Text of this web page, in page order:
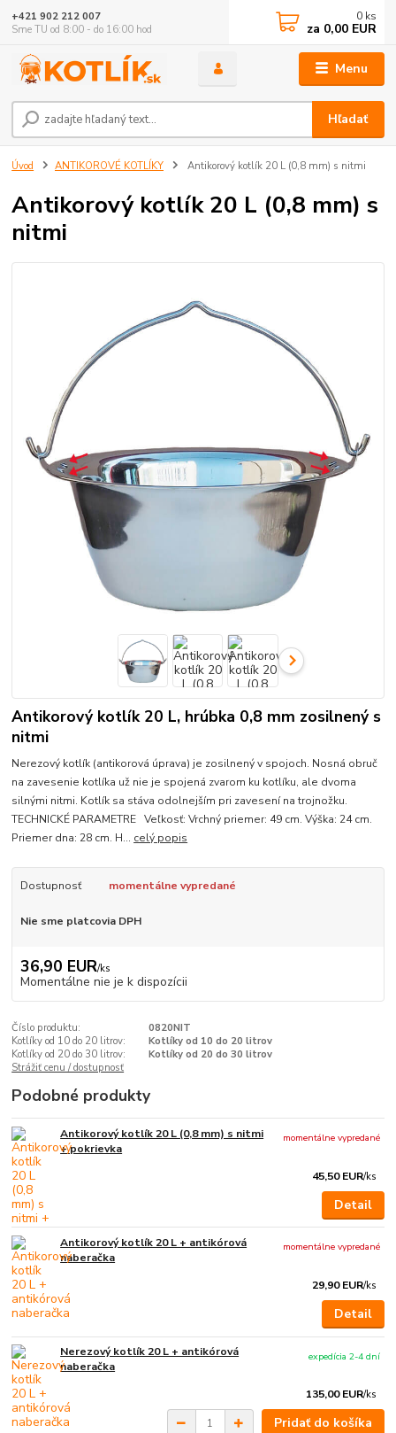
Menu
Hľadať
+421 902 212 007
Sme TU od 8:00 - do 16:00 hod
0 ks
za 0,00 EUR
Úvod ANTIKOROVÉ KOTLÍKY Antikorový kotlík 20 L (0,8 mm) s nitmi
Antikorový kotlík 20 L (0,8 mm) s
nitmi
Antikorový kotlík 20 L, hrúbka 0,8 mm zosilnený s
nitmi
Nerezový kotlík (antikorová úprava) je zosilnený v spojoch. Nosná obruč
na zavesenie kotlíka už nie je spojená zvarom ku kotlíku, ale dvoma
silnými nitmi. Kotlík sa stáva odolnejším pri zavesení na trojnožku.
TECHNICKÉ PARAMETRE Veľkosť: Vrchný priemer: 49 cm. Výška: 24 cm.
Priemer dna: 28 cm. H... celý popis
Dostupnosť momentálne vypredané
Nie sme platcovia DPH
36,90 EUR/ks
Momentálne nie je k dispozícii
Číslo produktu:
0820NIT
Kotlíky od 10 do 20 litrov:
Kotlíky od 10 do 20 litrov
Kotlíky od 20 do 30 litrov:
Kotlíky od 20 do 30 litrov
Strážiť cenu / dostupnosť
Podobné produkty
Antikorový kotlík 20 L (0,8 mm) s nitmi
+ pokrievka
45,50 EUR/ks
momentálne vypredané
Detail
Antikorový kotlík 20 L + antikórová
naberačka
29,90 EUR/ks
momentálne vypredané
Detail
Nerezový kotlík 20 L + antikórová
naberačka
135,00 EUR/ks
expedícia 2-4 dní
Pridať do košíka